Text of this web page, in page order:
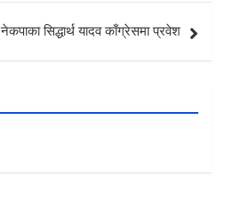
नेकपाका सिद्धार्थ यादव काँग्रेसमा प्रवेश